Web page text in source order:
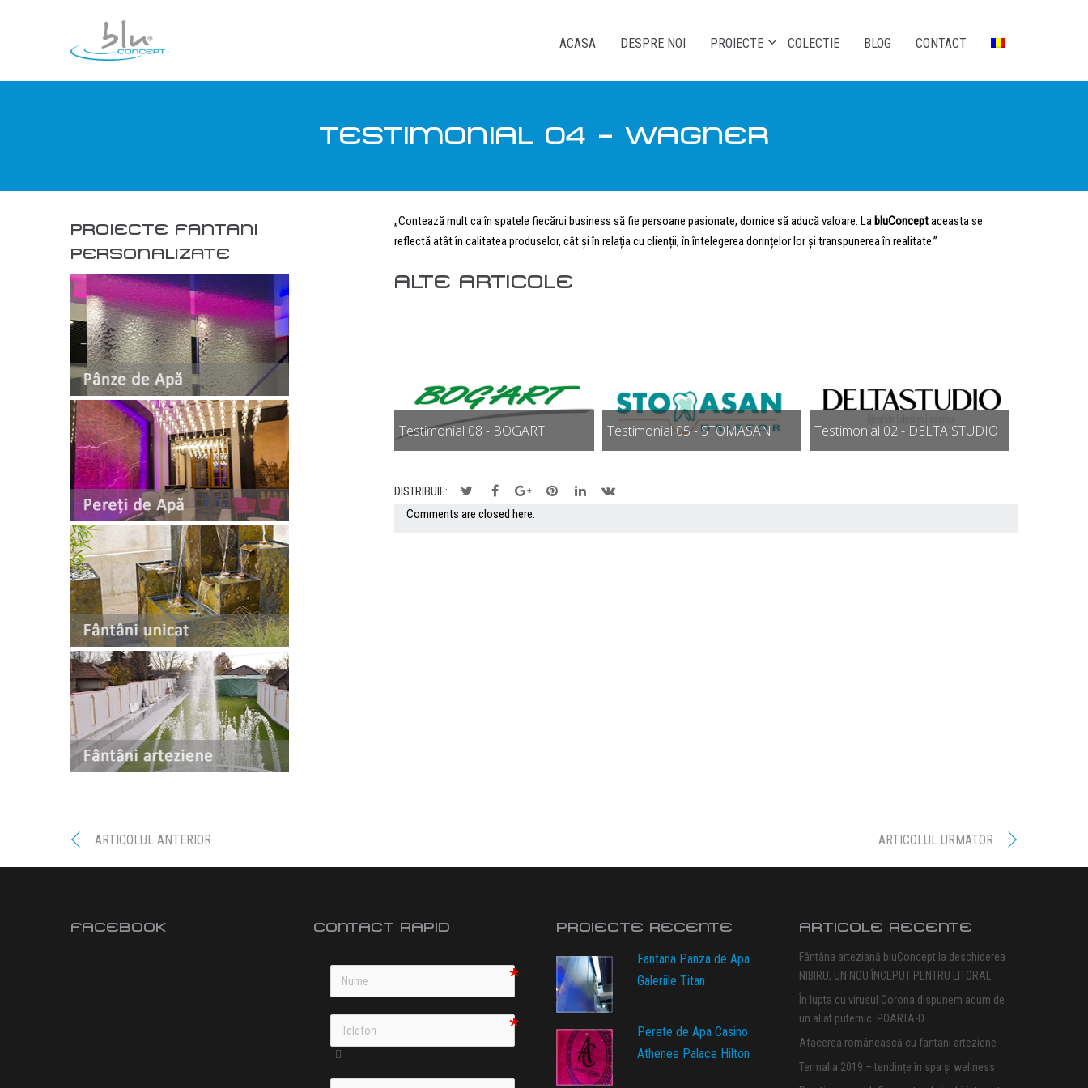
ACASA DESPRE NOI PROIECTE COLECTIE BLOG CONTACT
TESTIMONIAL 04 – WAGNER
„Contează mult ca în spatele fiecărui business să fie persoane pasionate, dornice să aducă valoare. La bluConceptaceasta se
reflectă atât în calitatea produselor, cât și în relația cu clienții, în întelegerea dorințelor lor și transpunerea în realitate.”
ALTE ARTICOLE
Testimonial 08 - BOGART Testimonial 05 - STOMASAN Testimonial 02 - DELTA STUDIO
DISTRIBUIE:
Comments are closed here.
PROIECTE FANTANI
PERSONALIZATE
ARTICOLUL ANTERIOR ARTICOLUL URMATOR
FACEBOOK CONTACT RAPID PROIECTE RECENTE
Fantana Panza de Apa
Galeriile Titan
Perete de Apa Casino
Athenee Palace Hilton
ARTICOLE RECENTE
Fântâna arteziană bluConcept la deschiderea
NIBIRU, UN NOU ÎNCEPUT PENTRU LITORAL
În lupta cu virusul Corona dispunem acum de
un aliat puternic: POARTA-D
Afacerea românească cu fantani arteziene
Termalia 2019 – tendințe în spa și wellness